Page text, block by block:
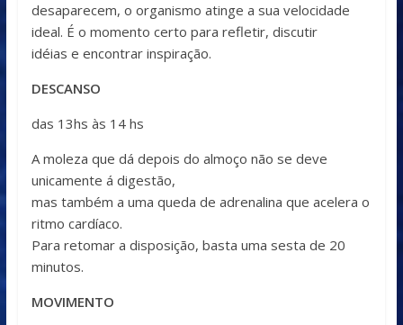
desaparecem, o organismo atinge a sua velocidade
ideal. É o momento certo para refletir, discutir
idéias e encontrar inspiração.
DESCANSO
das 13hs às 14 hs
A moleza que dá depois do almoço não se deve
unicamente á digestão,
mas também a uma queda de adrenalina que acelera o
ritmo cardíaco.
Para retomar a disposição, basta uma sesta de 20
minutos.
MOVIMENTO